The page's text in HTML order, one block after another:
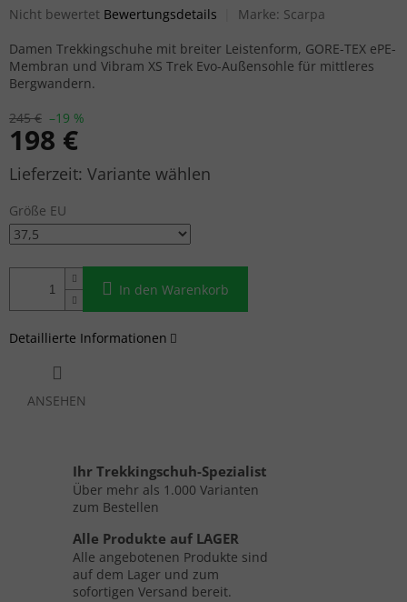
Die durchschnittliche Produktbewertung ist 0,0 von 5 Sternen.
Nicht bewertet Bewertungsdetails Marke: Scarpa
245 € –19 %
198 €
Verkaufspreis:Variante wählen
Größe EU
In den Warenkorb
Damen Trekkingschuhe mit breiter Leistenform, GORE-TEX ePE-
Membran und Vibram XS Trek Evo-Außensohle für mittleres
Bergwandern.
Detaillierte Informationen
ANSEHEN
Ihr Trekkingschuh-Spezialist
Über mehr als 1.000 Varianten
zum Bestellen
Alle Produkte auf LAGER
Alle angebotenen Produkte sind
auf dem Lager und zum
sofortigen Versand bereit.